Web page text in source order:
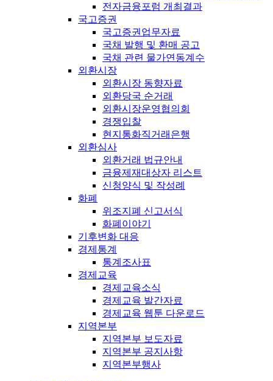
전자금융포럼 개최결과
국고증권
국고증권업무자료
국채 발행 및 환매 공고
국채 관련 물가연동계수
외환시장
외환시장 동향자료
외환당국 순거래
외환시장운영협의회
경쟁입찰
현지통화직거래은행
외환심사
외환거래 법규안내
금융제재대상자 리스트
신청양식 및 작성례
화폐
위조지폐 신고서식
화폐이야기
기후변화 대응
경제통계
통계조사표
경제교육
경제교육소식
경제교육 발간자료
경제교육 웹툰 다운로드
지역본부
지역본부 보도자료
지역본부 공지사항
지역본부행사